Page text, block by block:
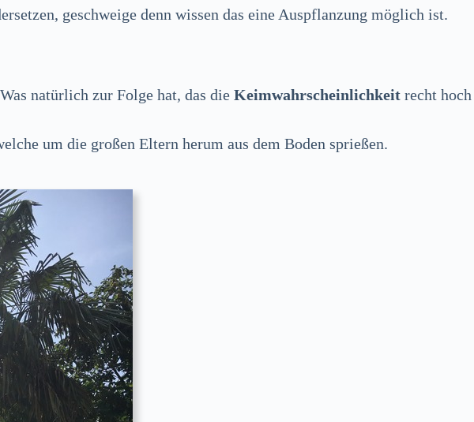
geschweige denn wissen das eine Auspflanzung möglich ist.
natürlich zur Folge hat, das die Keimwahrscheinlichkeit recht hoch
um die großen Eltern herum aus dem Boden sprießen.